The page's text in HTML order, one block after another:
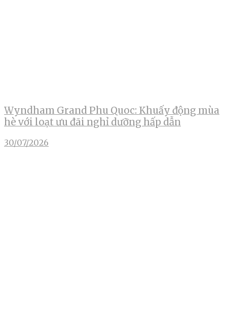
Wyndham Grand Phu Quoc: Khuấy động mùa
hè với loạt ưu đãi nghỉ dưỡng hấp dẫn
30/07/2026